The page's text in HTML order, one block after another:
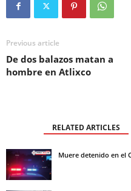
Previous article
De dos balazos matan a
hombre en Atlixco
RELATED ARTICLES
Muere detenido en el